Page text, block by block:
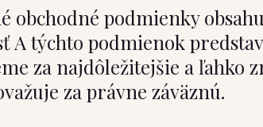
obchodné podmienky
A týchto podmienok
za najdôležitejšie a ľahko
za právne záväznú.